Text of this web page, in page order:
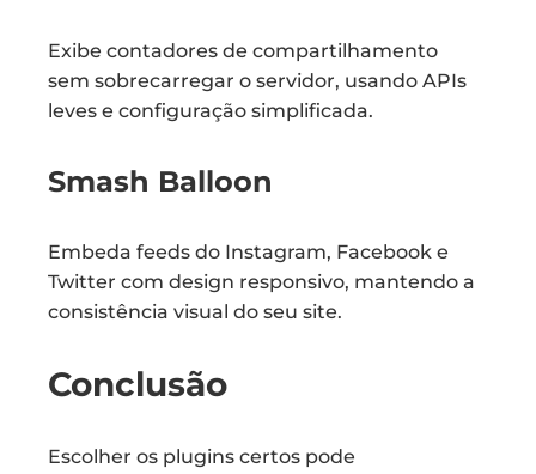
Exibe contadores de compartilhamento
sem sobrecarregar o servidor, usando APIs
leves e configuração simplificada.
Smash Balloon
Embeda feeds do Instagram, Facebook e
Twitter com design responsivo, mantendo a
consistência visual do seu site.
Conclusão
Escolher os plugins certos pode